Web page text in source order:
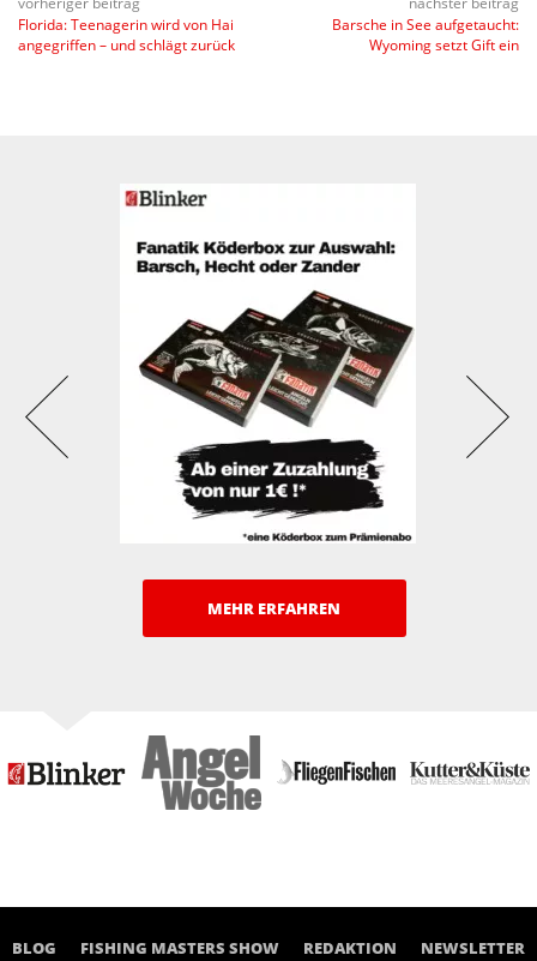
Florida: Teenagerin wird von Hai
angegriffen – und schlägt zurück
Barsche in See aufgetaucht:
Wyoming setzt Gift ein
MEHR ERFAHREN
BLOG FISHING MASTERS SHOW REDAKTION NEWSLETTER